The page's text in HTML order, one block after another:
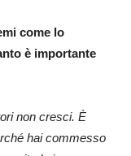
come lo
è importante
non cresci. È
hai commesso